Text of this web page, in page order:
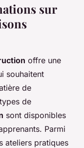
sur
offre une
souhaitent
de
de
sont disponibles
Parmi
ateliers pratiques